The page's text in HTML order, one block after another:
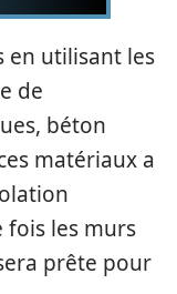
en utilisant les
de
béton
matériaux a
fois les murs
prête pour